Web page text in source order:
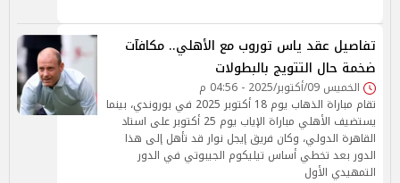
تفاصيل عقد ياس توروب مع الأهلي.. مكافآت
ضخمة حال التتويج بالبطولات
الخميس 09/أكتوبر/2025 - 04:56 م
تقام مباراة الذهاب يوم 18 أكتوبر 2025 في بوروندي، بينما
يستضيف الأهلي مباراة الإياب يوم 25 أكتوبر على استاد
القاهرة الدولي، وكان فريق إيجل نوار قد تأهل إلى هذا
الدور بعد تخطي أساس تيليكوم الجيبوتي في الدور
التمهيدي الأول